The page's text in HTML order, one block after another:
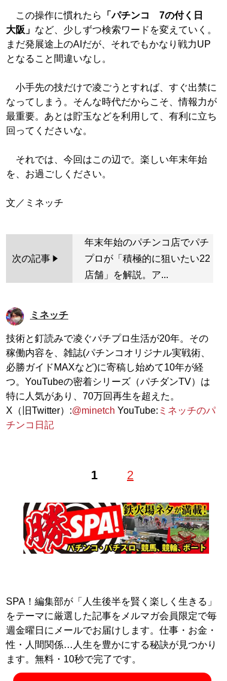
この操作に慣れたら
「パチンコ 7の付く日
大阪」 など、少しずつ検索ワードを変えていく。
まだ発展途上のAIだが、それでもかなり戦力UP
となること間違いなし。
小手先の技だけで凌ごうとすれば、すぐ出禁に
なってしまう。そんな時代だからこそ、情報力が
最重要。あとは貯玉などを利用して、有利に立ち
回ってくださいな。
それでは、今回はこの辺で。楽しい年末年始
を、お過ごしください。
次の記事
年末年始のパチンコ店でパチ
プロが「積極的に狙いたい22
店舗」を解説。ア...
ミネッチ
技術と釘読みで凌ぐパチプロ生活が20年。その
稼働内容を、雑誌(パチンコオリジナル実戦術、
必勝ガイドMAXなど)に寄稿し始めて10年が経
つ。YouTubeの密着シリーズ（パチダンTV）は
特に人気があり、70万回再生を超えた。
X（旧Twitter）:@minetch YouTube: ミネッチのパ
チンコ日記
1 2
SPA！編集部が「人生後半を賢く楽しく生きる」
をテーマに厳選した記事をメルマガ会員限定で毎
週金曜日にメールでお届けします。仕事・お金・
性・人間関係…人生を豊かにする秘訣が見つかり
ます。無料・10秒で完了です。